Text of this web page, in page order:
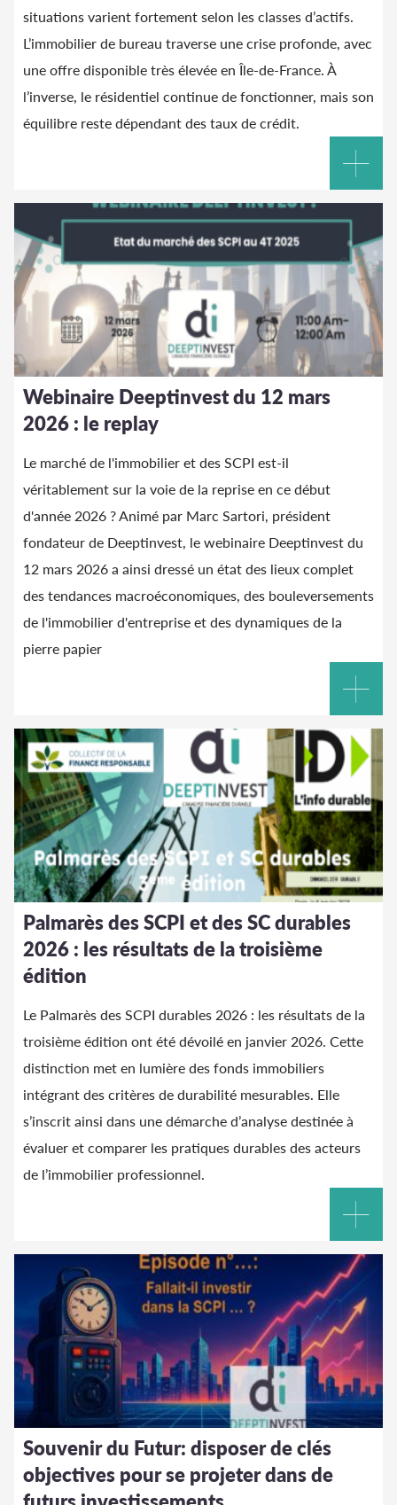
situations varient fortement selon les classes d’actifs.
L’immobilier de bureau traverse une crise profonde, avec
une offre disponible très élevée en Île-de-France. À
l’inverse, le résidentiel continue de fonctionner, mais son
équilibre reste dépendant des taux de crédit.
Webinaire Deeptinvest du 12 mars
2026 : le replay
Le marché de l'immobilier et des SCPI est-il
véritablement sur la voie de la reprise en ce début
d'année 2026 ? Animé par Marc Sartori, président
fondateur de Deeptinvest, le webinaire Deeptinvest du
12 mars 2026 a ainsi dressé un état des lieux complet
des tendances macroéconomiques, des bouleversements
de l'immobilier d'entreprise et des dynamiques de la
pierre papier
Palmarès des SCPI et des SC durables
2026 : les résultats de la troisième
édition
Le Palmarès des SCPI durables 2026 : les résultats de la
troisième édition ont été dévoilé en janvier 2026. Cette
distinction met en lumière des fonds immobiliers
intégrant des critères de durabilité mesurables. Elle
s’inscrit ainsi dans une démarche d’analyse destinée à
évaluer et comparer les pratiques durables des acteurs
de l’immobilier professionnel.
Souvenir du Futur: disposer de clés
objectives pour se projeter dans de